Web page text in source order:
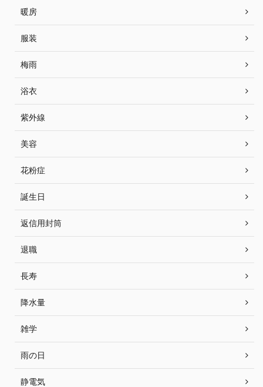
暖房
服装
梅雨
浴衣
紫外線
美容
花粉症
誕生日
返信用封筒
退職
長寿
降水量
雑学
雨の日
静電気